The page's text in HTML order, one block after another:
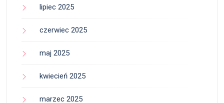
lipiec 2025
czerwiec 2025
maj 2025
kwiecień 2025
marzec 2025